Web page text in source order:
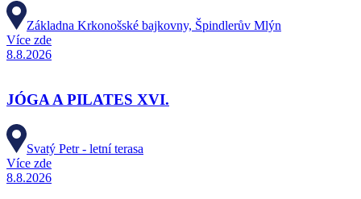
Základna Krkonošské bajkovny, Špindlerův Mlýn
Více zde
8.8.2026
JÓGA A PILATES XVI.
Svatý Petr - letní terasa
Více zde
8.8.2026